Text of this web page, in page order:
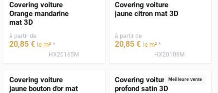
Covering voiture
Orange mandarine
mat 3D
à partir de
20,85 € le m² *
HX20165M
Covering voiture
jaune citron mat 3D
à partir de
20,85 € le m²*
HX20108M
Covering voiture
jaune bouton d'or mat
Meilleure vente
Covering voiture noir
profond satin 3D